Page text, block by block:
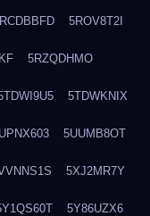
5ROV8T2I
5RZQDHMO
5TDWKNIX
5UUMB8OT
5XJ2MR7Y
5Y86UZX6